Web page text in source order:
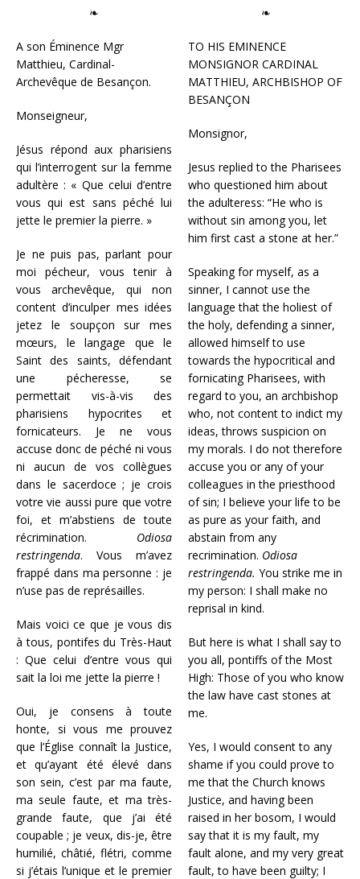
❧
A son Éminence Mgr
Matthieu, Cardinal-
Archevêque de Besançon.
Monseigneur,
Jésus répond aux pharisiens
qui l’interrogent sur la femme
adultère : « Que celui d’entre
vous qui est sans péché lui
jette le premier la pierre. »
Je ne puis pas, parlant pour
moi pécheur, vous tenir à
vous archevêque, qui non
content d’inculper mes idées
jetez le soupçon sur mes
mœurs, le langage que le
Saint des saints, défendant
une pécheresse, se
permettait vis-à-vis des
pharisiens hypocrites et
fornicateurs. Je ne vous
accuse donc de péché ni vous
ni aucun de vos collègues
dans le sacerdoce ; je crois
votre vie aussi pure que votre
foi, et m’abstiens de toute
récrimination. Odiosa
restringenda. Vous m’avez
frappé dans ma personne : je
n’use pas de représailles.
Mais voici ce que je vous dis
à tous, pontifes du Très-Haut
: Que celui d’entre vous qui
sait la loi me jette la pierre !
Oui, je consens à toute
honte, si vous me prouvez
que l’Église connaît la Justice,
et qu’ayant été élevé dans
son sein, c’est par ma faute,
ma seule faute, et ma très-
grande faute, que j’ai été
coupable ; je veux, dis-je, être
humilié, châtié, flétri, comme
si j’étais l’unique et le premier
❧
TO HIS EMINENCE
MONSIGNOR CARDINAL
MATTHIEU, ARCHBISHOP OF
BESANÇON
Monsignor,
Jesus replied to the Pharisees
who questioned him about
the adulteress: “He who is
without sin among you, let
him first cast a stone at her.”
Speaking for myself, as a
sinner, I cannot use the
language that the holiest of
the holy, defending a sinner,
allowed himself to use
towards the hypocritical and
fornicating Pharisees, with
regard to you, an archbishop
who, not content to indict my
ideas, throws suspicion on
my morals. I do not therefore
accuse you or any of your
colleagues in the priesthood
of sin; I believe your life to be
as pure as your faith, and
abstain from any
recrimination. Odiosa
restringenda. You strike me in
my person: I shall make no
reprisal in kind.
But here is what I shall say to
you all, pontiffs of the Most
High: Those of you who know
the law have cast stones at
me.
Yes, I would consent to any
shame if you could prove to
me that the Church knows
Justice, and having been
raised in her bosom, I would
say that it is my fault, my
fault alone, and my very great
fault, to have been guilty; I